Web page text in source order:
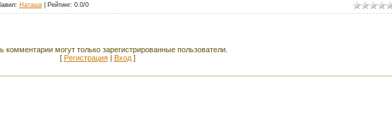
: Наташа Рейтинг: 0.0/0
комментарии могут только зарегистрированные пользователи.
[ Регистрация| Вход]